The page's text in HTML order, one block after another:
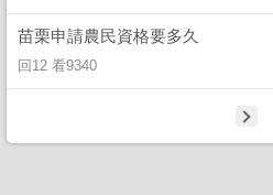
苗栗申請農民資格要多久
回12 看9340